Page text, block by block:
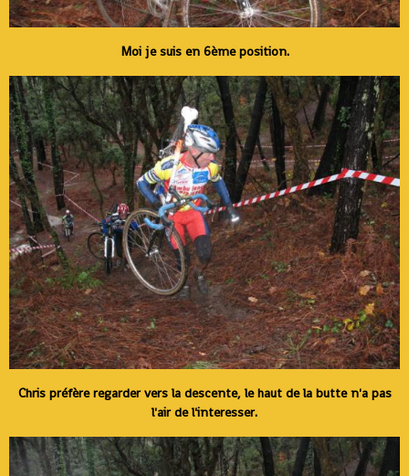
Moi je suis en 6ème position.
Chris préfère regarder vers la descente, le haut de la butte n'a pas
l'air de l'interesser.